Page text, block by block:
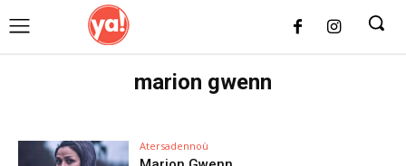
marion gwenn
Atersadennoù